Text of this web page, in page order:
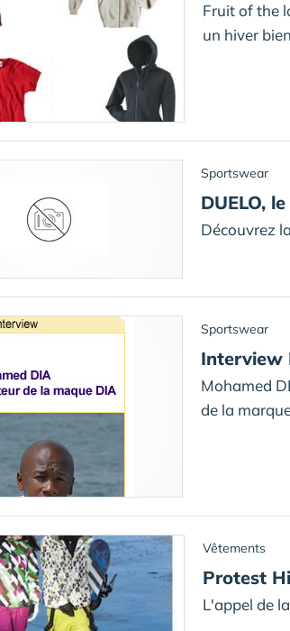
Fruit of the
un hiver
Sportswear
DUELO,
Découvrez
Sportswear
Interview
Mohamed
de la
Vêtements
Protest
L'appel de